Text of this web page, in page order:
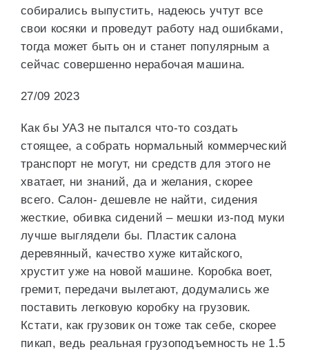
собирались выпустить, надеюсь учтут все
свои косяки и проведут работу над ошибками,
тогда может быть он и станет популярным а
сейчас совершенно нерабочая машина.
27/09 2023
Как бы УАЗ не пытался что-то создать
стоящее, а собрать нормальный коммерческий
транспорт не могут, ни средств для этого не
хватает, ни знаний, да и желания, скорее
всего. Салон- дешевле не найти, сидения
жесткие, обивка сидений – мешки из-под муки
лучше выглядели бы. Пластик салона
деревянный, качество хуже китайского,
хрустит уже на новой машине. Коробка воет,
гремит, передачи вылетают, додумались же
поставить легковую коробку на грузовик.
Кстати, как грузовик он тоже так себе, скорее
пикап, ведь реальная грузоподъемность не 1.5